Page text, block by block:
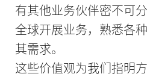
有其他业务伙伴密不可
全球开展业务，熟悉各
其需求。
这些价值观为我们指明